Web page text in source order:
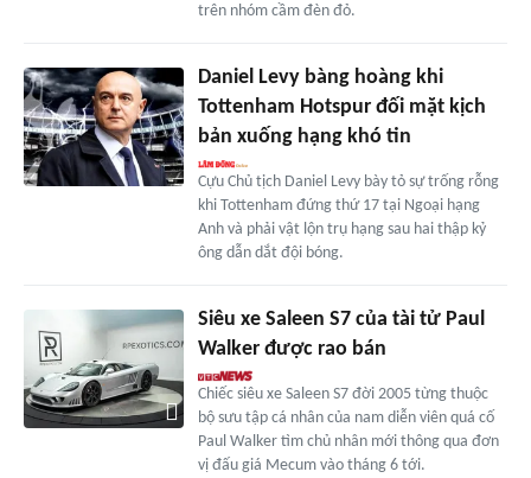
trên nhóm cầm đèn đỏ.
Daniel Levy bàng hoàng khi
Tottenham Hotspur đối mặt kịch
bản xuống hạng khó tin
Cựu Chủ tịch Daniel Levy bày tỏ sự trống rỗng
khi Tottenham đứng thứ 17 tại Ngoại hạng
Anh và phải vật lộn trụ hạng sau hai thập kỷ
ông dẫn dắt đội bóng.
Siêu xe Saleen S7 của tài tử Paul
Walker được rao bán
Chiếc siêu xe Saleen S7 đời 2005 từng thuộc
bộ sưu tập cá nhân của nam diễn viên quá cố
Paul Walker tìm chủ nhân mới thông qua đơn
vị đấu giá Mecum vào tháng 6 tới.